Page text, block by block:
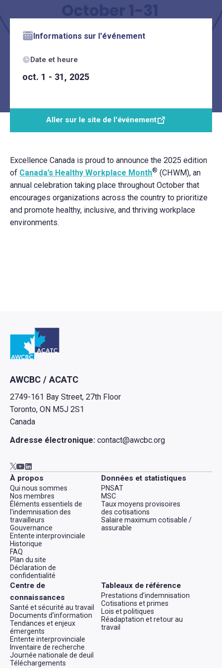
Informations sur l'événement
Date et heure
oct. 1 - 31, 2025
Aller sur le site de l'événement
Excellence Canada is proud to announce the 2025 edition
of Canada’s Healthy Workplace Month® (CHWM), an
annual celebration taking place throughout October that
encourages organizations across the country to prioritize
and promote healthy, inclusive, and thriving workplace
environments.
Retour à l'Accueil
AWCBC / ACATC
2749-161 Bay Street, 27th Floor
Toronto, ON M5J 2S1
Canada
Adresse électronique:contact@awcbc.org
Aller à AWCBC / ACATC twitter in new tab
Aller à AWCBC / ACATC youtube in new tab
À propos
Qui nous sommes
Nos membres
Éléments essentiels de
l'indemnisation des
travailleurs
Gouvernance
Entente interprovinciale
Historique
FAQ
Plan du site
Déclaration de
confidentialité
Données et statistiques
PNSAT
MSC
Taux moyens provisoires
des cotisations
Salaire maximum cotisable /
assurable
Centre de
connaissances
Santé et sécurité au travail
Documents d'information
Tendances et enjeux
émergents
Entente interprovinciale
Inventaire de recherche
Journée nationale de deuil
Téléchargements
Tableaux de référence
Prestations d’indemnisation
Cotisations et primes
Lois et politiques
Réadaptation et retour au
travail